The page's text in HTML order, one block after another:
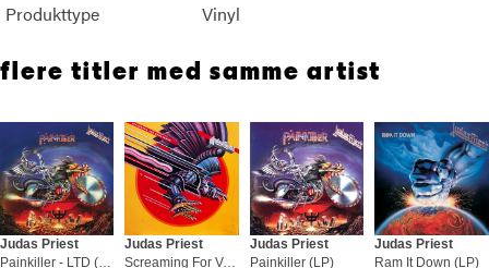
Produkttype
Vinyl
flere titler med samme artist
Judas Priest
Painkiller - LTD (LP)
Judas Priest
Screaming For Vengeance (LP)
Judas Priest
Painkiller (LP)
Judas Priest
Ram It Down (LP)